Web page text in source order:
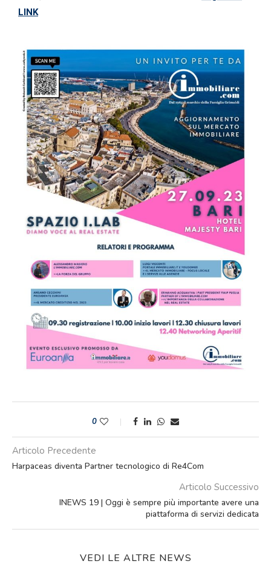
LINK
0
Articolo Precedente
Harpaceas diventa Partner tecnologico di Re4Com
Articolo Successivo
INEWS 19 | Oggi è sempre più importante avere una
piattaforma di servizi dedicata
VEDI LE ALTRE NEWS